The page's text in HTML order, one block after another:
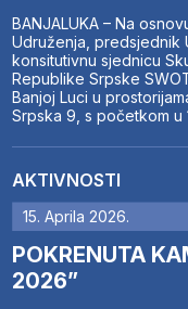
BANJALUKA – Na
Udruženja, predsjednik
konsitutivnu sjednicu
Republike Srpske
Banjoj Luci u
Srpska 9, s početkom u
AKTIVNOSTI
15. Aprila 2026.
POKRENUTA
2026”